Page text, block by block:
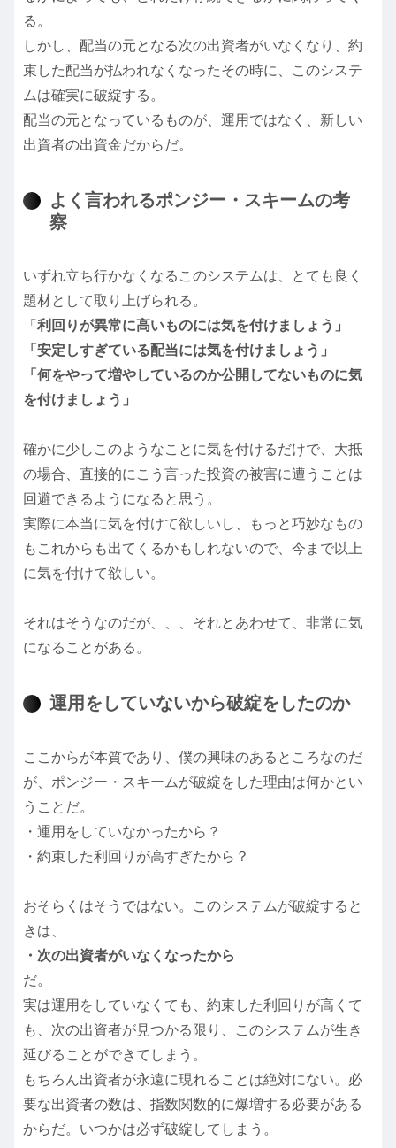
る。
しかし、配当の元となる次の出資者がいなくなり、約
束した配当が払われなくなったその時に、このシステ
ムは確実に破綻する。
配当の元となっているものが、運用ではなく、新しい
出資者の出資金だからだ。
よく言われるポンジー・スキームの考
察
いずれ立ち行かなくなるこのシステムは、とても良く
題材として取り上げられる。
「 利回りが異常に高いものには気を付けましょう」
「安定しすぎている配当には気を付けましょう」
「何をやって増やしているのか公開してないものに気
を付けましょう」
確かに少しこのようなことに気を付けるだけで、大抵
の場合、直接的にこう言った投資の被害に遭うことは
回避できるようになると思う。
実際に本当に気を付けて欲しいし、もっと巧妙なもの
もこれからも出てくるかもしれないので、今まで以上
に気を付けて欲しい。
それはそうなのだが、、、それとあわせて、非常に気
になることがある。
運用をしていないから破綻をしたのか
ここからが本質であり、僕の興味のあるところなのだ
が、ポンジー・スキームが破綻をした理由は何かとい
うことだ。
・運用をしていなかったから？
・約束した利回りが高すぎたから？
おそらくはそうではない。このシステムが破綻すると
きは、
・次の出資者がいなくなったから
だ。
実は運用をしていなくても、約束した利回りが高くて
も、次の出資者が見つかる限り、このシステムが生き
延びることができてしまう。
もちろん出資者が永遠に現れることは絶対にない。必
要な出資者の数は、指数関数的に爆増する必要がある
からだ。いつかは必ず破綻してしまう。